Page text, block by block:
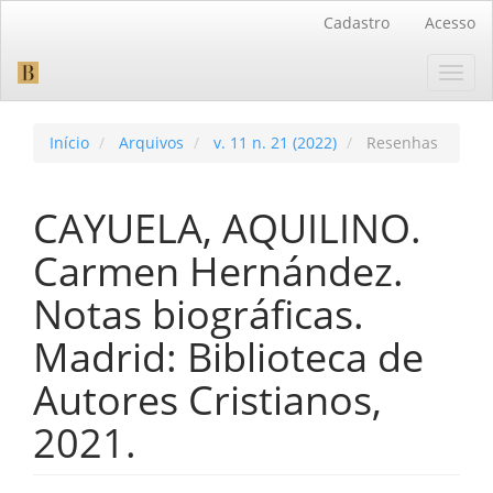
Barra
Cadastro Acesso
Início Arquivos v. 11 n. 21 (2022) Resenhas
CAYUELA, AQUILINO.
Carmen Hernández.
Notas biográficas.
Madrid: Biblioteca de
Autores Cristianos,
2021.